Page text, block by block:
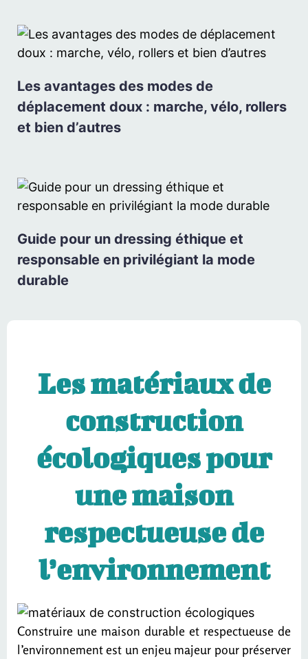
Les avantages des modes de
déplacement doux : marche, vélo, rollers
et bien d’autres
Guide pour un dressing éthique et
responsable en privilégiant la mode
durable
Les matériaux de
construction
écologiques pour
une maison
respectueuse de
l’environnement
Construire une maison durable et respectueuse de
l’environnement est un enjeu majeur pour préserver